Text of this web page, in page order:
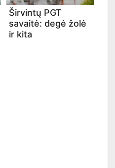
Širvintų PGT
savaitė: degė žolė
ir kita